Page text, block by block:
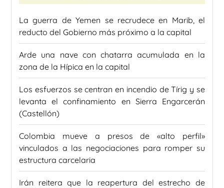
La guerra de Yemen se recrudece en Marib, el
reducto del Gobierno más próximo a la capital
Arde una nave con chatarra acumulada en la
zona de la Hípica en la capital
Los esfuerzos se centran en incendio de Tírig y se
levanta el confinamiento en Sierra Engarcerán
(Castellón)
Colombia mueve a presos de «alto perfil»
vinculados a las negociaciones para romper su
estructura carcelaria
Irán reitera que la reapertura del estrecho de